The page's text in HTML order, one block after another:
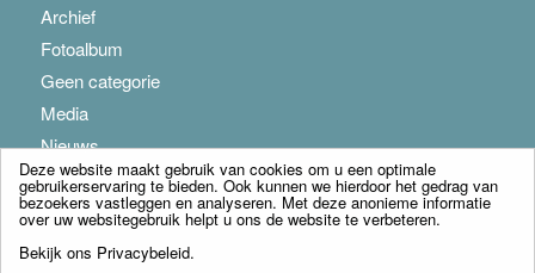
Archief
Fotoalbum
Geen categorie
Media
Nieuws
Deze website maakt gebruik van cookies om u een optimale
gebruikerservaring te bieden. Ook kunnen we hierdoor het gedrag van
bezoekers vastleggen en analyseren. Met deze anonieme informatie
over uw websitegebruik helpt u ons de website te verbeteren.
Bekijk ons Privacybeleid.